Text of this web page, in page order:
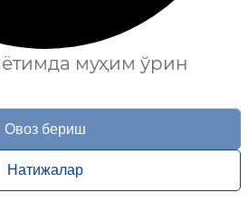
муҳим ўрин
Овоз бериш
Натижалар